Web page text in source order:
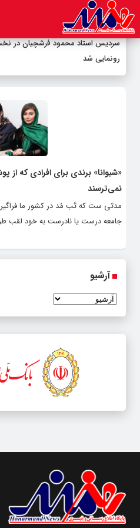
سردیس استاد محمود فرشچیان در
رونمایی شد
«شیوانا» برندی برای افرادی که
نمی‌ترسند
مدتی ست که تَب مُد در کشور ما فراگیر
جامعه درست یا نادرست به خود لقب
آرشیو